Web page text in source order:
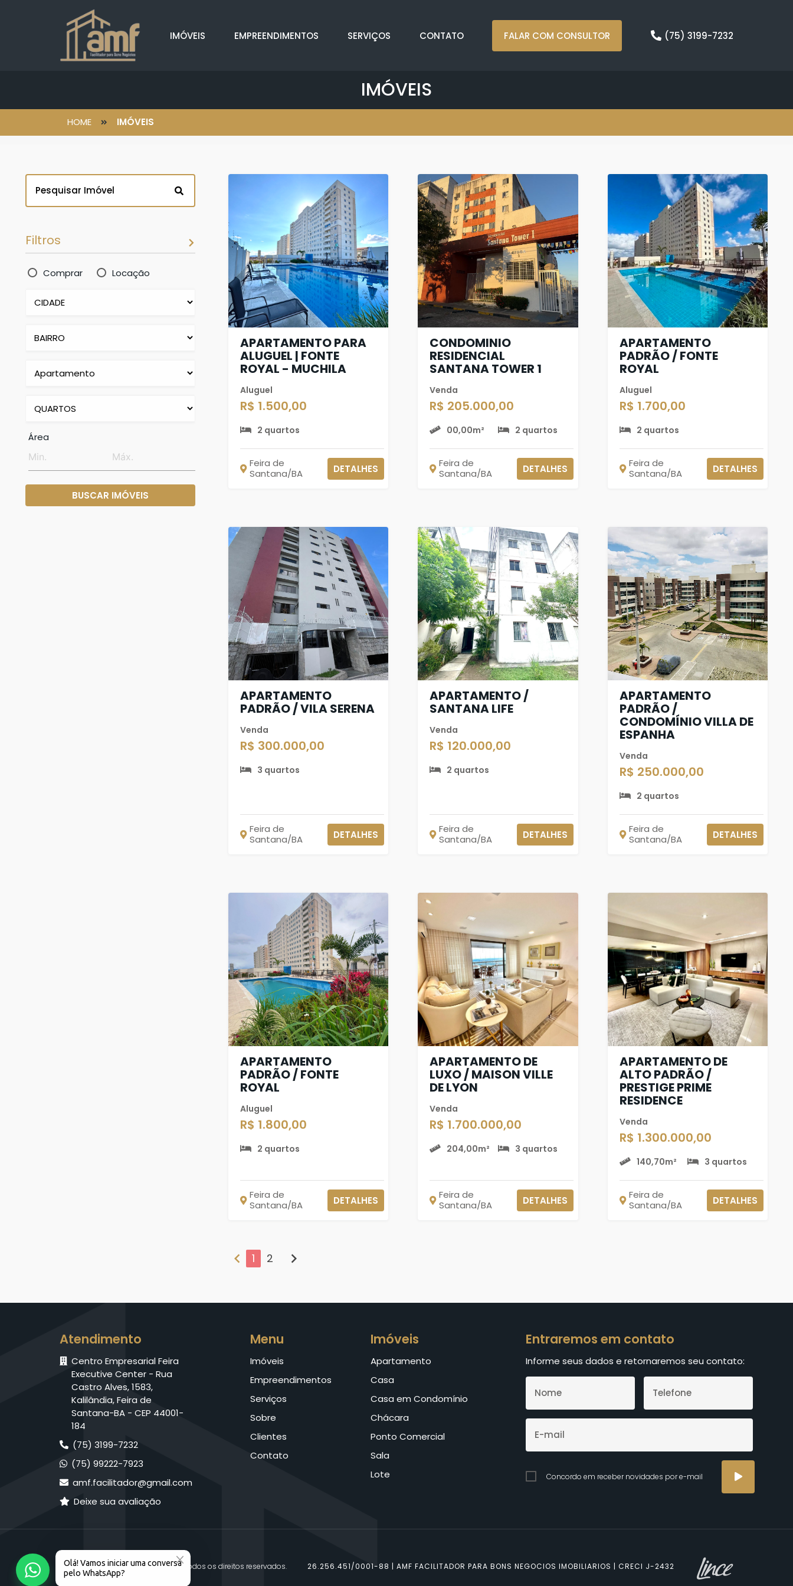
IMÓVEIS EMPREENDIMENTOS SERVIÇOS CONTATO FALAR COM CONSULTOR (75) 3199-7232
IMÓVEIS
HOME IMÓVEIS
Filtros
Comprar Locação
Área
BUSCAR IMÓVEIS
APARTAMENTO PARA
ALUGUEL | FONTE
ROYAL - MUCHILA
Aluguel
R$ 1.500,00
2 quartos
Feira de
Santana/BA
DETALHES
CONDOMINIO
RESIDENCIAL
SANTANA TOWER 1
Venda
R$ 205.000,00
00,00m² 2 quartos
Feira de
Santana/BA
DETALHES
APARTAMENTO
PADRÃO / FONTE
ROYAL
Aluguel
R$ 1.700,00
2 quartos
Feira de
Santana/BA
DETALHES
APARTAMENTO
PADRÃO / VILA SERENA
Venda
R$ 300.000,00
3 quartos
Feira de
Santana/BA
DETALHES
APARTAMENTO /
SANTANA LIFE
Venda
R$ 120.000,00
2 quartos
Feira de
Santana/BA
DETALHES
APARTAMENTO
PADRÃO /
CONDOMÍNIO VILLA DE
ESPANHA
Venda
R$ 250.000,00
2 quartos
Feira de
Santana/BA
DETALHES
APARTAMENTO
PADRÃO / FONTE
ROYAL
Aluguel
R$ 1.800,00
2 quartos
Feira de
Santana/BA
DETALHES
APARTAMENTO DE
LUXO / MAISON VILLE
DE LYON
Venda
R$ 1.700.000,00
204,00m² 3 quartos
Feira de
Santana/BA
DETALHES
APARTAMENTO DE
ALTO PADRÃO /
PRESTIGE PRIME
RESIDENCE
Venda
R$ 1.300.000,00
140,70m² 3 quartos
Feira de
Santana/BA
DETALHES
chevron_left 1 2 chevron_right
Atendimento
Centro Empresarial Feira
Executive Center - Rua
Castro Alves, 1583,
Kalilândia, Feira de
Santana-BA - CEP 44001-
184
(75) 3199-7232
(75) 99222-7923
amf.facilitador@gmail.com
Deixe sua avaliação
Menu
Imóveis
Empreendimentos
Serviços
Sobre
Clientes
Contato
Imóveis
Apartamento
Casa
Casa em Condomínio
Chácara
Ponto Comercial
Sala
Lote
Entraremos em contato
Informe seus dados e retornaremos seu contato:
Concordo em receber novidades por e-mail
© 2026 AMF Facilitador. Todos os direitos reservados. 26.256.451/0001-88 | AMF FACILITADOR PARA BONS NEGOCIOS IMOBILIARIOS | CRECI J-2432